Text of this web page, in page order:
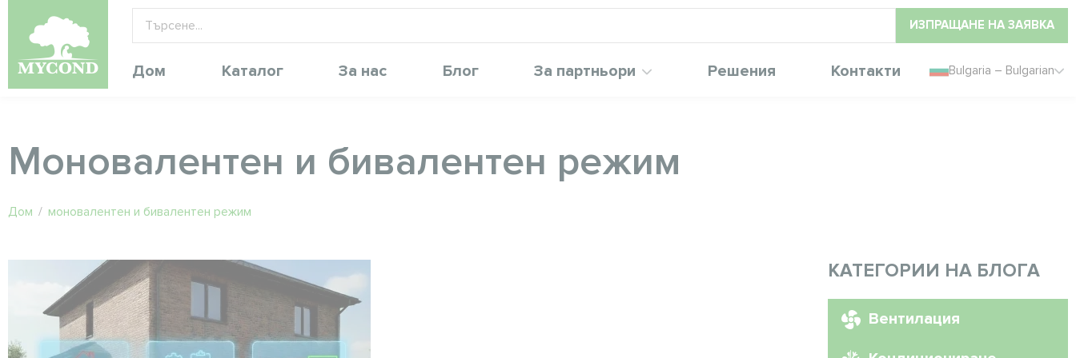
ИЗПРАЩАНЕ НА ЗАЯВКА
Дом Каталог За нас Блог За партньори Решения Контакти Bulgaria – Bulgarian
Моновалентен и бивалентен режим
Дом / моновалентен и бивалентен режим
КАТЕГОРИИ НА БЛОГА
Вентилация